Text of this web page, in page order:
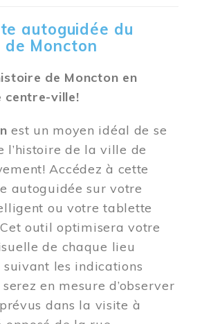
autoguidée du
Moncton
de Moncton en
centre-ville!
est un moyen idéal de se
l’histoire de la ville de
Accédez à cette
autoguidée sur votre
ou votre tablette
outil optimisera votre
de chaque lieu
suivant les indications
en mesure d’observer
dans la visite à